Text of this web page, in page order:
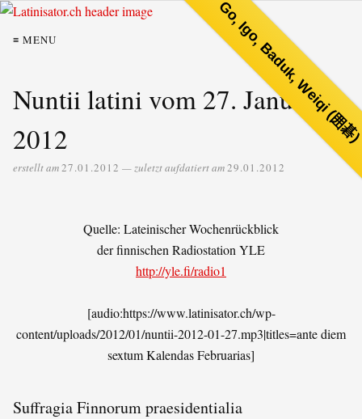
Go, Igo, Baduk, Weiqi
≡ MENU
Nuntii latini vom 27. Januar
2012
erstellt am27.01.2012 — zuletzt aufdatiert am29.01.2012
Quelle: Lateinischer Wochenrückblick
der finnischen Radiostation YLE
http://yle.fi/radio1
[audio:https://www.latinisator.ch/wp-
content/uploads/2012/01/nuntii-2012-01-27.mp3|titles=ante diem
sextum Kalendas Februarias]
Suffragia Finnorum praesidentialia